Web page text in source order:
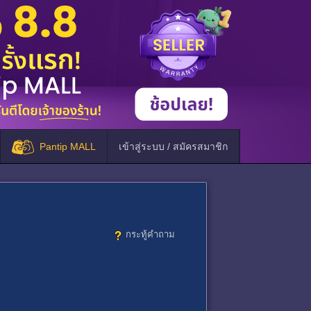
Pantip MALL เข้าสู่ระบบ / สมัครสมาชิก
กระทู้คำถาม